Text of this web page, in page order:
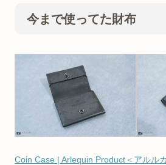
今まで使ってた財布
Coin Case | Arlequin Product＜アルル